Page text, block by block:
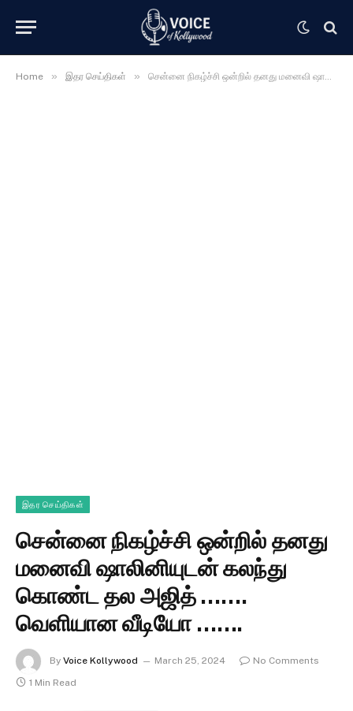
Home » இதர செய்திகள் » சென்னை நிகழ்ச்சி ஒன்றில் தனது மனைவி ஷாலினியுடன் கலந்து கொண்ட தல அஜித் ……. வெளியான வீடியோ …….
இதர செய்திகள்
சென்னை நிகழ்ச்சி ஒன்றில் தனது
மனைவி ஷாலினியுடன் கலந்து
கொண்ட தல அஜித் …….
வெளியான வீடியோ …….
By Voice Kollywood March 25, 2024
No Comments
1 Min Read